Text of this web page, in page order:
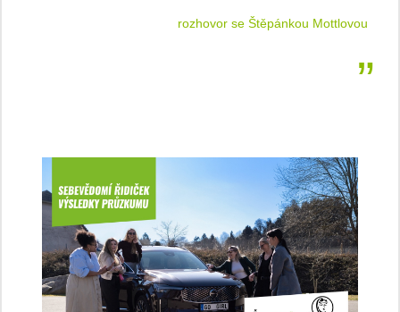
rozhovor se Štěpánkou Mottlovou